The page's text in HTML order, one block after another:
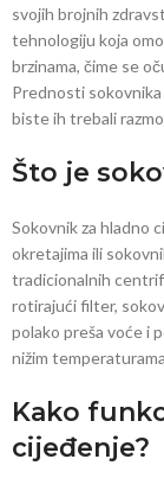
svojih brojnih
tehnologiju koja
brzinama, čime se
Prednosti
biste ih trebali
Što je
Sokovnik za hladno
okretajima ili
tradicionalnih
rotirajući filter,
polako preša voće i
nižim
Kako
cijeđenje?